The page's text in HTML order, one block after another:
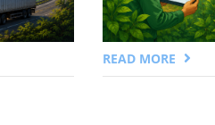
READ MORE